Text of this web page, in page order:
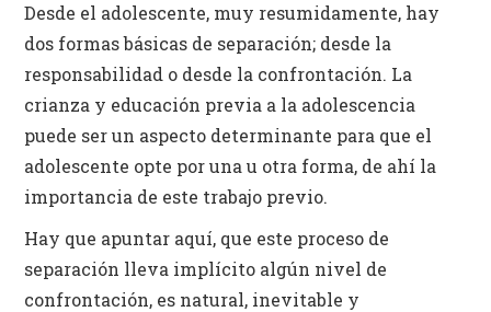
Desde el adolescente, muy resumidamente, hay
dos formas básicas de separación; desde la
responsabilidad o desde la confrontación. La
crianza y educación previa a la adolescencia
puede ser un aspecto determinante para que el
adolescente opte por una u otra forma, de ahí la
importancia de este trabajo previo.
Hay que apuntar aquí, que este proceso de
separación lleva implícito algún nivel de
confrontación, es natural, inevitable y